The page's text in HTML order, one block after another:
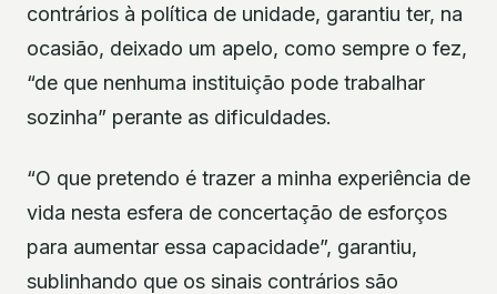
contrários à política de unidade, garantiu ter, na
ocasião, deixado um apelo, como sempre o fez,
“de que nenhuma instituição pode trabalhar
sozinha” perante as dificuldades.
“O que pretendo é trazer a minha experiência de
vida nesta esfera de concertação de esforços
para aumentar essa capacidade”, garantiu,
sublinhando que os sinais contrários são